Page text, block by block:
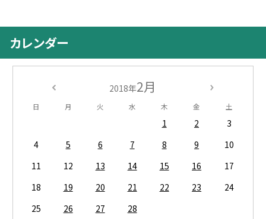
カレンダー
2018年2月
日 月 火 水 木 金 土
1 2
3
4
5 6 7 8 9
10
11
12 13 14 15 16
17
18
19 20 21 22 23
24
25
26 27 28